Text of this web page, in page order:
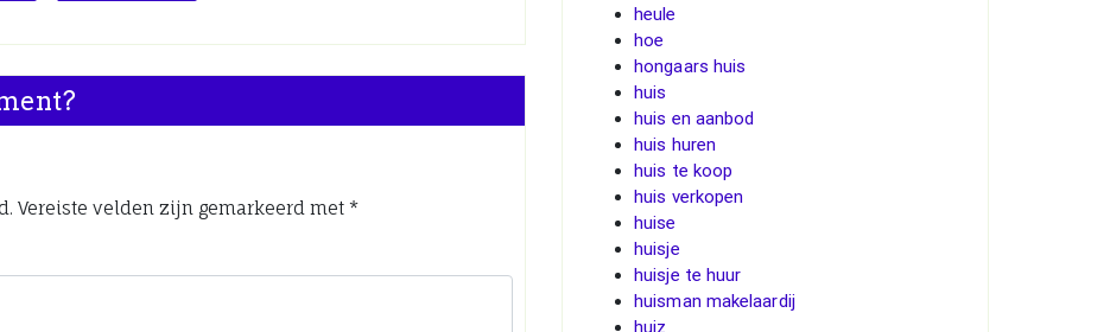
Vereiste velden zijn gemarkeerd met *
heule
hoe
hongaars huis
huis
huis en aanbod
huis huren
huis te koop
huis verkopen
huise
huisje
huisje te huur
huisman makelaardij
huiz